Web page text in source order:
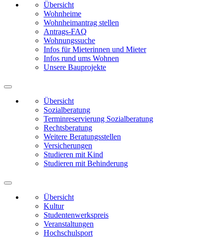
Übersicht
Wohnheime
Wohnheimantrag stellen
Antrags-FAQ
Wohnungssuche
Infos für Mieterinnen und Mieter
Infos rund ums Wohnen
Unsere Bauprojekte
Übersicht
Sozialberatung
Terminreservierung Sozialberatung
Rechtsberatung
Weitere Beratungsstellen
Versicherungen
Studieren mit Kind
Studieren mit Behinderung
Übersicht
Kultur
Studentenwerkspreis
Veranstaltungen
Hochschulsport